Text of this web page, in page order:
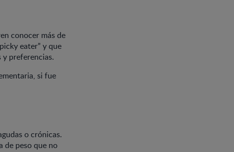
conocer más de
eater” y que
y preferencias.
si fue
o crónicas.
de peso que no